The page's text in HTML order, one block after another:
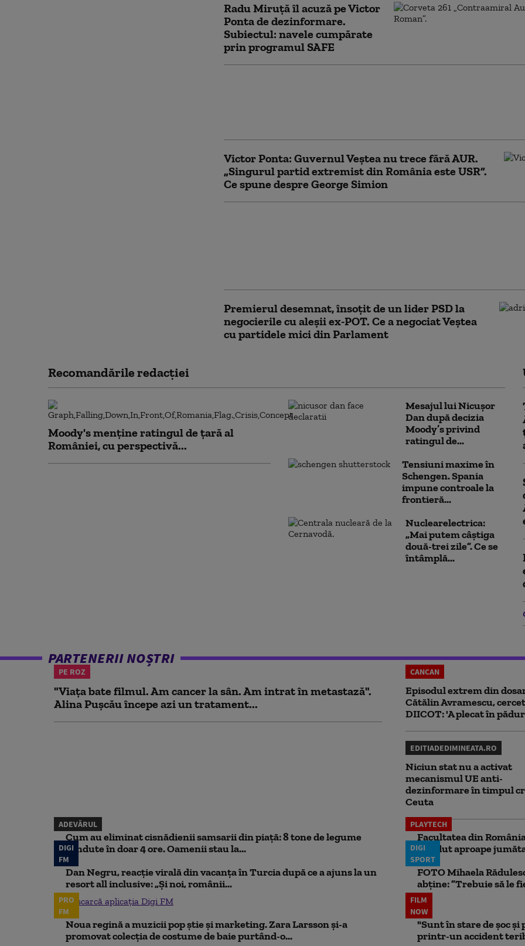
Radu Miruță îl acuză pe Victor
Ponta de dezinformare.
Subiectul: navele cumpărate
prin programul SAFE
Victor Ponta: Guvernul Veștea nu trece fără AUR.
„Singurul partid extremist din România este USR”.
Ce spune despre George Simion
Premierul desemnat, însoțit de un lider PSD la
negocierile cu aleșii ex-POT. Ce a negociat Veștea
cu partidele mici din Parlament
Recomandările redacţiei
Moody's menține ratingul de țară al
României, cu perspectivă...
Mesajul lui Nicușor
Dan după decizia
Moody’s privind
ratingul de...
Tensiuni maxime în
Schengen. Spania
impune controale la
frontieră...
Nuclearelectrica:
„Mai putem câștiga
două-trei zile”. Ce se
întâmplă...
PARTENERII NOȘTRI
PE ROZ
"Viața bate filmul. Am cancer la sân. Am intrat în metastază".
Alina Pușcău începe azi un tratament...
CANCAN
Episodul extrem din
Cătălin Avramescu,
DIICOT: 'A plecat în
EDITIADEDIMINEATA.RO
Niciun stat nu a activat
mecanismul UE anti-
dezinformare în timpul
Ceuta
ADEVĂRUL
Cum au eliminat cisnădienii samsarii din piață: 8 tone de legume
vândute în doar 4 ore. Oamenii stau la...
PLAYTECH
Facultatea din
pierdut aproape
DIGI
FM
Dan Negru, reacție virală din vacanța în Turcia după ce a ajuns la un
resort all inclusive: „Și noi, românii...
Descarcă aplicația Digi FM
DIGI
SPORT
FOTO Mihaela
abține: ”Trebuie să le
PRO
FM
Noua regină a muzicii pop știe și marketing. Zara Larsson și-a
promovat colecția de costume de baie purtând-o...
FILM
NOW
"Sunt în stare de șoc
printr-un accident